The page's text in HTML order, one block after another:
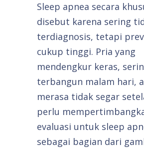
Sleep apnea secara
disebut karena sering
terdiagnosis, tetapi
cukup tinggi. Pria yang
mendengkur keras,
terbangun malam hari,
merasa tidak segar
perlu
evaluasi untuk sleep
sebagai bagian dari